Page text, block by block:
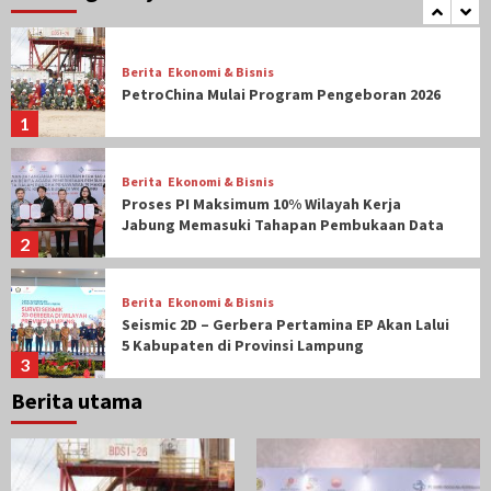
1
Berita Ekonomi & Bisnis
PetroChina Mulai Program Pengeboran 2026
2
Berita Ekonomi & Bisnis
Proses PI Maksimum 10% Wilayah Kerja
Jabung Memasuki Tahapan Pembukaan Data
3
Berita Ekonomi & Bisnis
Seismic 2D – Gerbera Pertamina EP Akan Lalui
5 Kabupaten di Provinsi Lampung
Delapan Capaian Kinerja Positif Hulu Migas
Tengah Tahun 2025
Berita utama